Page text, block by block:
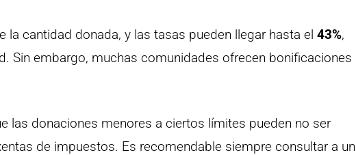
cantidad donada, y las tasas pueden llegar hasta el 43%,
Sin embargo, muchas comunidades ofrecen bonificaciones
las donaciones menores a ciertos límites pueden no ser
de impuestos. Es recomendable siempre consultar a un